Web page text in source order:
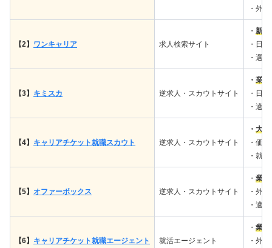
・外
【2】 ワンキャリア 求人検索サイト
・ 新卒
・日
・選
【3】 キミスカ 逆求人・スカウトサイト
・ 業界
・日
・適
【4】 キャリアチケット就職スカウト 逆求人・スカウトサイト
・ 大手
・価
・就
【5】 オファーボックス 逆求人・スカウトサイト
・ 業界
・外
・適
【6】 キャリアチケット就職エージェント 就活エージェント
・ 業界
・外